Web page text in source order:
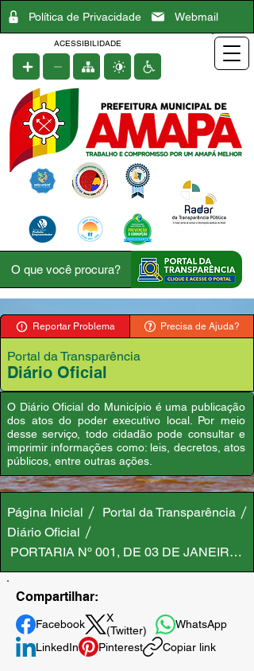
Política de Privacidade Webmail
ACESSIBILIDADE
Reportar Problema Precisa de Ajuda?
Portal da Transparência
Diário Oficial
O Diário Oficial do Município é uma publicação
dos atos do poder executivo local. Por meio
desse serviço, todo cidadão pode consultar e
imprimir informações como: leis, decretos, atos
públicos, entre outras ações.
Página Inicial
Portal da Transparência
Diário Oficial
PORTARIA Nº 001, DE 03 DE JANEIRO
Compartilhar:
Facebook
X
(Twitter)
WhatsApp
LinkedIn
Pinterest Copiar link